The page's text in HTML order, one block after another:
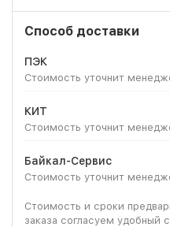
Способ доставки
ПЭК
Стоимость уточнит
КИТ
Стоимость уточнит
Байкал-Сервис
Стоимость уточнит
Стоимость и сроки
заказа согласуем удобный